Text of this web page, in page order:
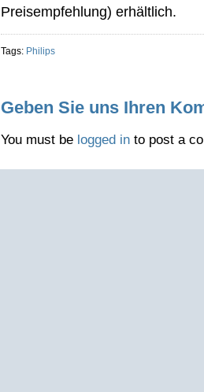
Preisempfehlung) erhältlich.
Tags: Philips
Geben Sie uns Ihren
You must be logged in to post a